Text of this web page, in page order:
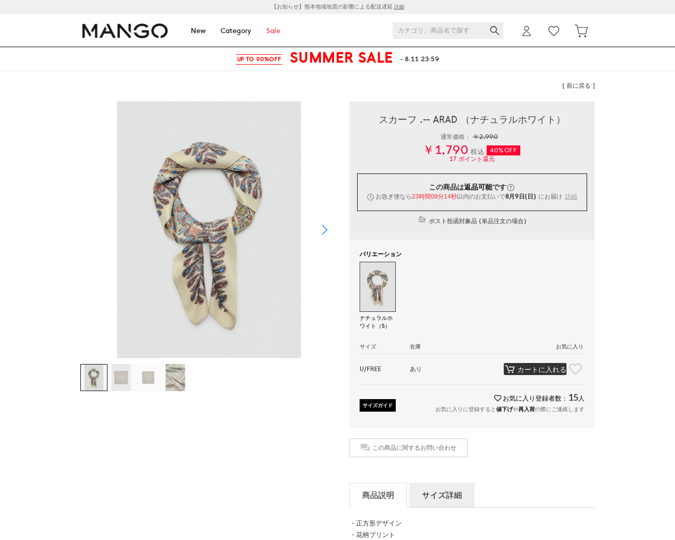
【お知らせ】熊本地域地震の影響による配送遅延 詳細
New Category Sale
UP TO 90%OFF SUMMER SALE - 8.11 23:59
[ 前に戻る ]
スカーフ .-- ARAD （ナチュラルホワイト）
通常価格：￥2,990
￥1,790 税込
40%OFF
17 ポイント還元
この商品は返品可能です
お急ぎ便なら23時間08分14秒以内のお支払いで8月9日(日) にお届け 詳細
ポスト投函対象品 (単品注文の場合)
バリエーション
ナチュラルホ
ワイト（5）
サイズ 在庫 お気に入り
U/FREE あり カートに入れる
サイズガイド
お気に入り登録者数： 15 人
お気に入りに登録すると値下げや再入荷の際にご連絡します
この商品に関するお問い合わせ
商品説明 サイズ詳細
・正方形デザイン
・花柄プリント